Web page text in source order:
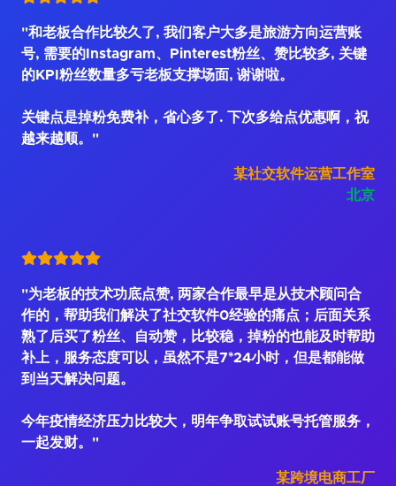
"和老板合作比较久了, 我们客户大多是旅游方向运营账
号, 需要的Instagram、Pinterest粉丝、赞比较多, 关键
的KPI粉丝数量多亏老板支撑场面, 谢谢啦。
关键点是掉粉免费补，省心多了. 下次多给点优惠啊，祝
越来越顺。"
某社交软件运营工作室
北京
"为老板的技术功底点赞, 两家合作最早是从技术顾问合
作的，帮助我们解决了社交软件0经验的痛点；后面关系
熟了后买了粉丝、自动赞，比较稳，掉粉的也能及时帮助
补上，服务态度可以，虽然不是7*24小时，但是都能做
到当天解决问题。
今年疫情经济压力比较大，明年争取试试账号托管服务，
一起发财。"
某跨境电商工厂